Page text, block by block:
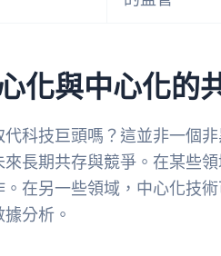
化與中心化的
科技巨頭嗎？這並非一個
長期共存與競爭。在某些
在另一些領域，中心化技
分析。